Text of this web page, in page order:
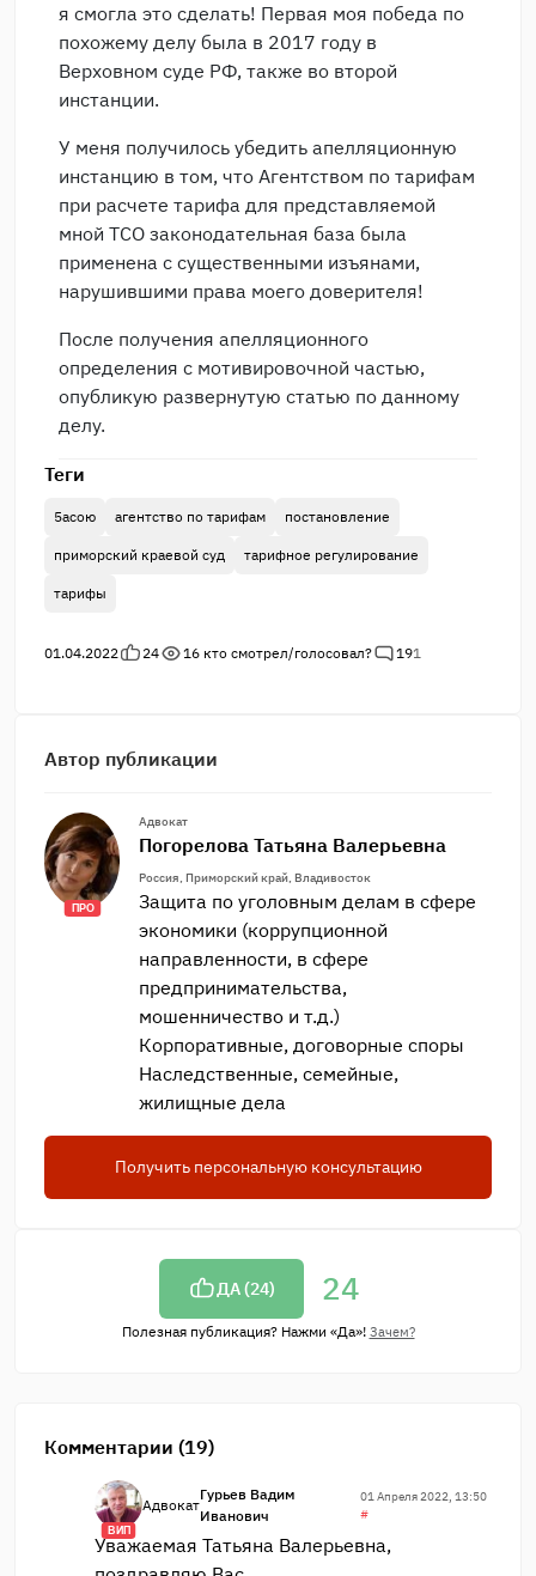
я смогла это сделать! Первая моя победа по
похожему делу была в 2017 году в
Верховном суде РФ, также во второй
инстанции.
У меня получилось убедить апелляционную
инстанцию в том, что Агентством по тарифам
при расчете тарифа для представляемой
мной ТСО законодательная база была
применена с существенными изъянами,
нарушившими права моего доверителя!
После получения апелляционного
определения с мотивировочной частью,
опубликую развернутую статью по данному
делу.
Теги
5асою агентство по тарифам постановление
приморский краевой суд тарифное регулирование
тарифы
01.04.2022 24 16 кто смотрел/голосовал? 191
Автор публикации
ПРО
Адвокат
Погорелова Татьяна Валерьевна
Россия, Приморский край, Владивосток
Защита по уголовным делам в сфере
экономики (коррупционной
направленности, в сфере
предпринимательства,
мошенничество и т.д.)
Корпоративные, договорные споры
Наследственные, семейные,
жилищные дела
Получить персональную консультацию
ДА (24) 24
Полезная публикация? Нажми «Да»! Зачем?
Комментарии (19)
ВИП
Адвокат
Гурьев Вадим
Иванович
01 Апреля 2022, 13:50
#
Уважаемая Татьяна Валерьевна,